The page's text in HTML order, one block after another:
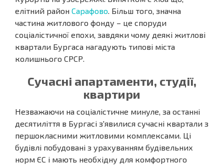
елітний район Сарафово. Більш того, значна
частина житлового фонду – це споруди
соціалістичної епохи, завдяки чому деякі житлові
квартали Бургаса нагадують типові міста
колишнього СРСР.
Сучасні апартаменти, студії,
квартири
Незважаючи на соціалістичне минуле, за останні
десятиліття в Бургасі з'явилися сучасні квартали з
першокласними житловими комплексами. Ці
будівлі побудовані з урахуванням будівельних
норм ЄС і мають необхідну для комфортного